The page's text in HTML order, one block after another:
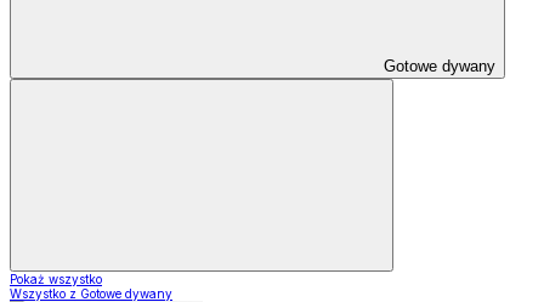
Gotowe dywany
Pokaż wszystko
Wszystko z Gotowe dywany